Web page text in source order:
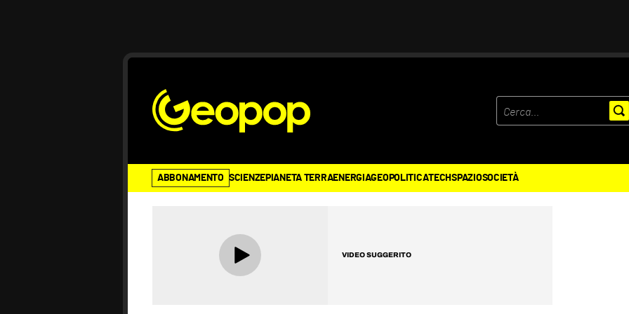
ABBONAMENTO SCIENZEPIANETA TERRAENERGIAGEOPOLITICATECHSPAZIOSOCIETÀ
VIDEO SUGGERITO